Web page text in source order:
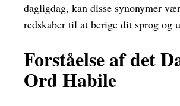
dagligdag, kan disse synonymer
redskaber til at berige dit sprog og
Forståelse af det
Ord Habile